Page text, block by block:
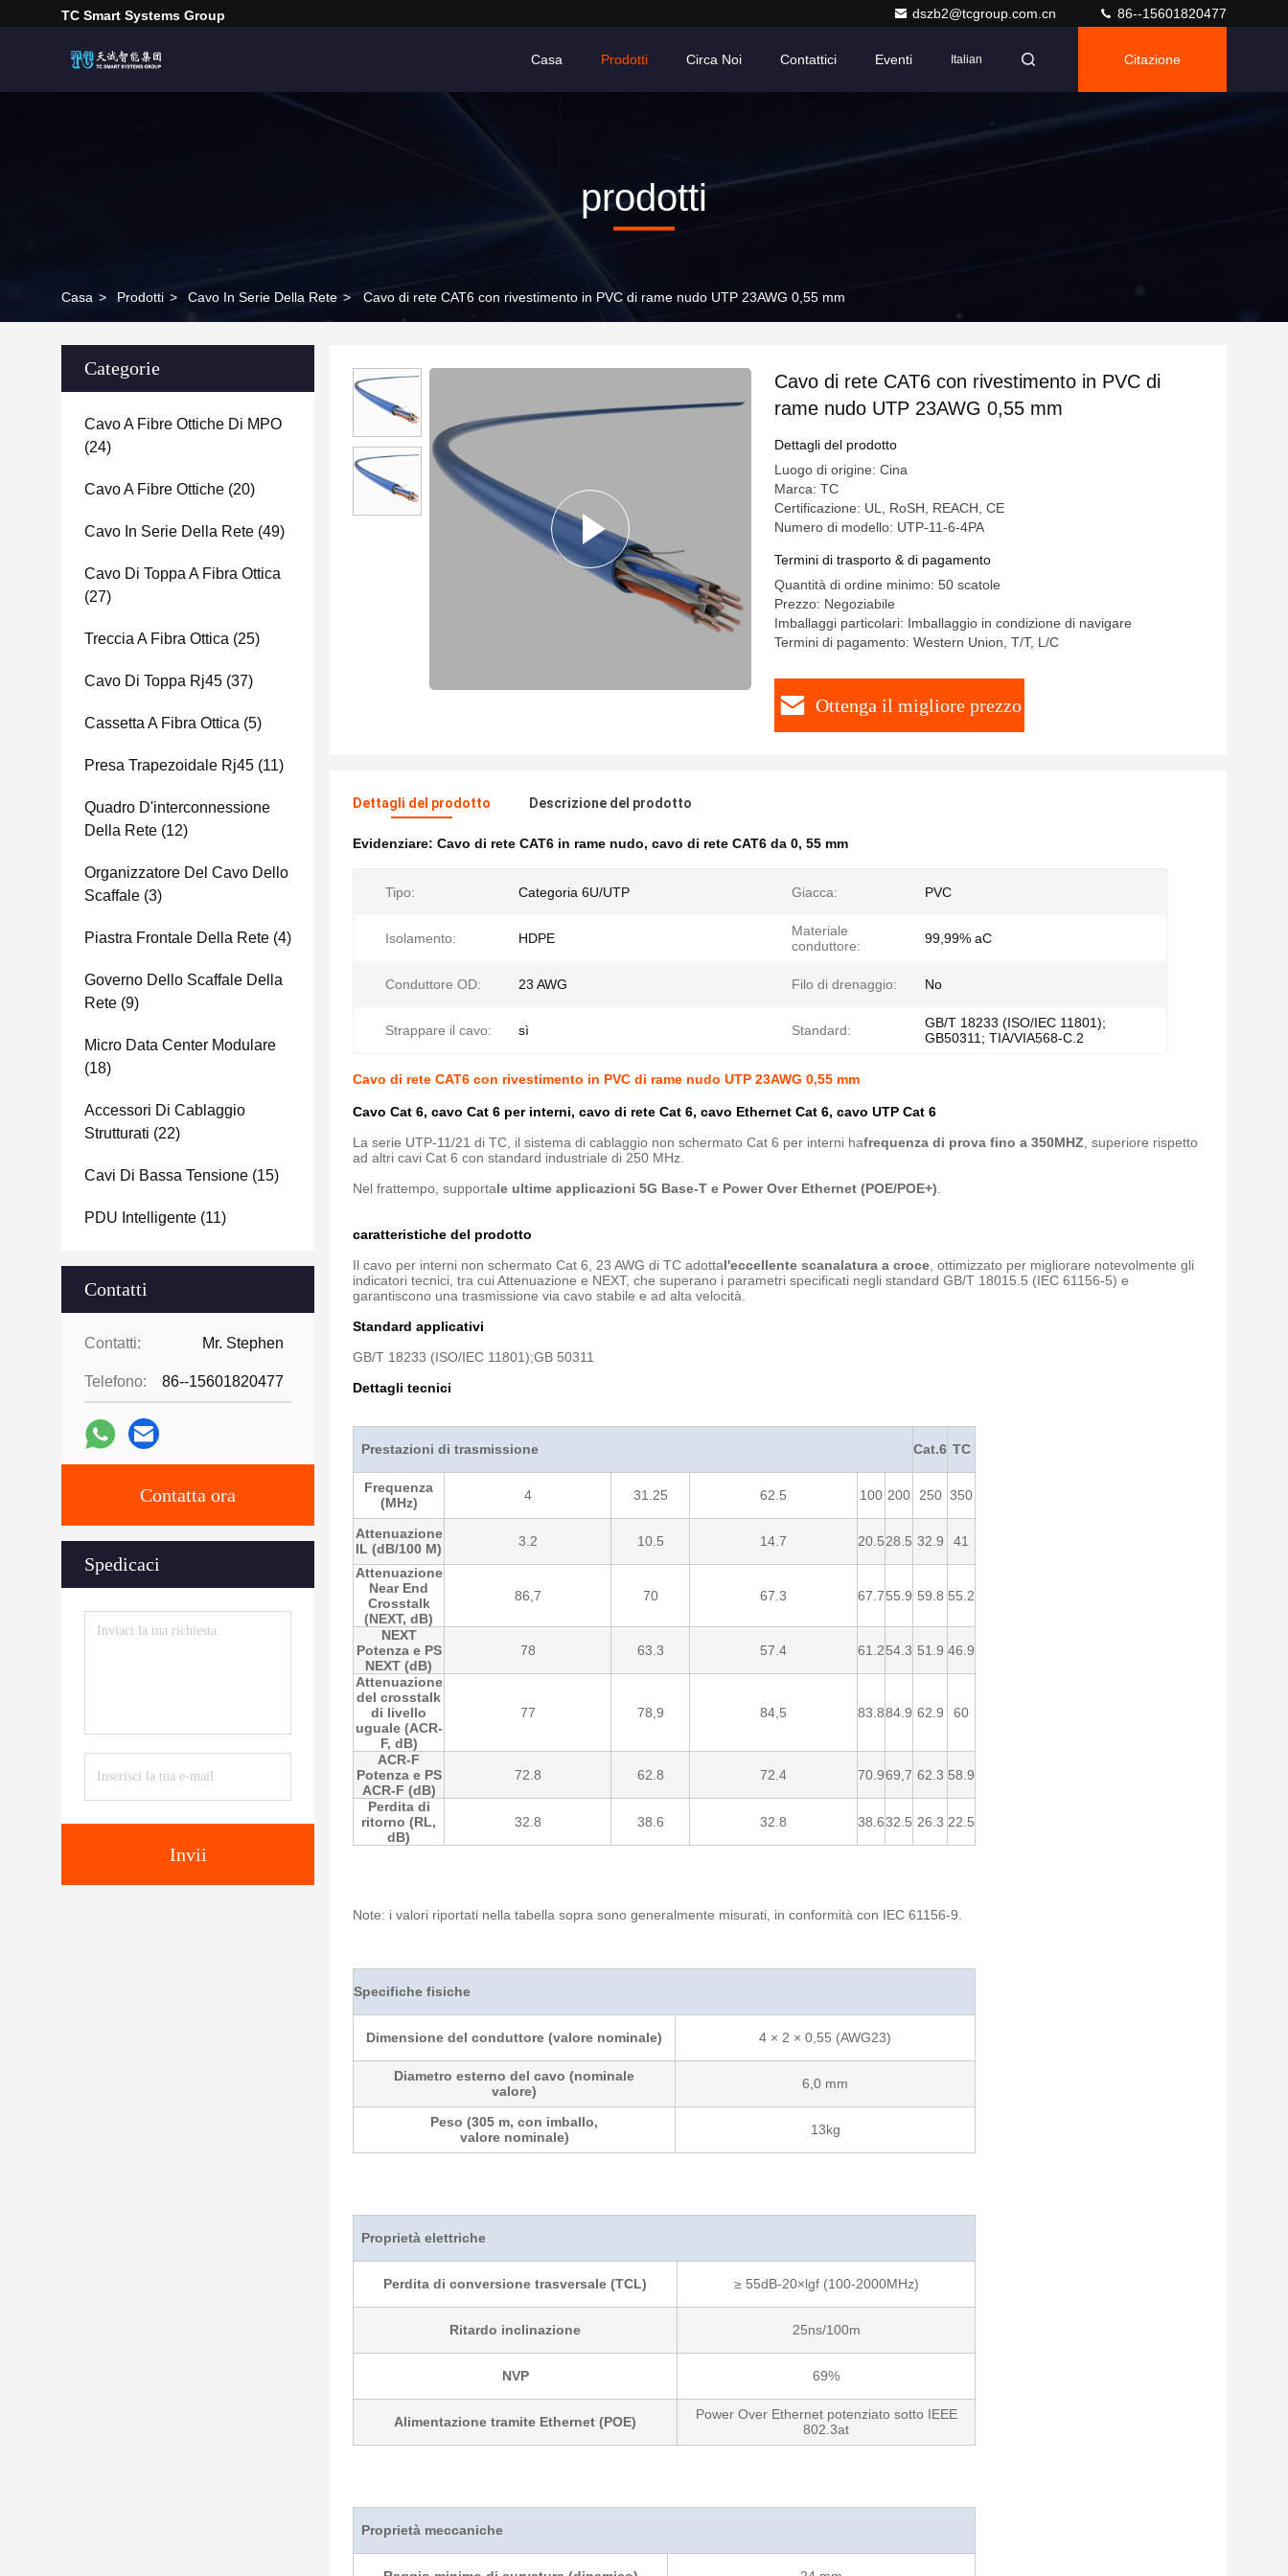
TC Smart Systems Group dszb2@tcgroup.com.cn 86--15601820477
Casa Prodotti Circa Noi Contattici Eventi Italian Citazione
prodotti
Casa > Prodotti > Cavo In Serie Della Rete > Cavo di rete CAT6 con rivestimento in PVC di rame nudo UTP 23AWG 0,55 mm
Categorie
Cavo A Fibre Ottiche Di MPO
(24)
Cavo A Fibre Ottiche (20)
Cavo In Serie Della Rete (49)
Cavo Di Toppa A Fibra Ottica
(27)
Treccia A Fibra Ottica (25)
Cavo Di Toppa Rj45 (37)
Cassetta A Fibra Ottica (5)
Presa Trapezoidale Rj45 (11)
Quadro D'interconnessione
Della Rete (12)
Organizzatore Del Cavo Dello
Scaffale (3)
Piastra Frontale Della Rete (4)
Governo Dello Scaffale Della
Rete (9)
Micro Data Center Modulare
(18)
Accessori Di Cablaggio
Strutturati (22)
Cavi Di Bassa Tensione (15)
PDU Intelligente (11)
Contatti
Contatti: Mr. Stephen
Telefono: 86--15601820477
Contatta ora
Spedicaci
Invii
Cavo di rete CAT6 con rivestimento in PVC di
rame nudo UTP 23AWG 0,55 mm
Dettagli del prodotto
Luogo di origine: Cina
Marca: TC
Certificazione: UL, RoSH, REACH, CE
Numero di modello: UTP-11-6-4PA
Termini di trasporto & di pagamento
Quantità di ordine minimo: 50 scatole
Prezzo: Negoziabile
Imballaggi particolari: Imballaggio in condizione di navigare
Termini di pagamento: Western Union, T/T, L/C
Ottenga il migliore prezzo
Dettagli del prodotto Descrizione del prodotto
Evidenziare: Cavo di rete CAT6 in rame nudo, cavo di rete CAT6 da 0, 55 mm
Tipo: Categoria 6U/UTP Giacca: PVC
Isolamento: HDPE
Materiale
conduttore:
99,99% aC
Conduttore OD: 23 AWG Filo di drenaggio: No
Strappare il cavo: sì Standard:
GB/T 18233 (ISO/IEC 11801);
GB50311; TIA/VIA568-C.2
Cavo di rete CAT6 con rivestimento in PVC di rame nudo UTP 23AWG 0,55 mm
Cavo Cat 6, cavo Cat 6 per interni, cavo di rete Cat 6, cavo Ethernet Cat 6, cavo UTP Cat 6
La serie UTP-11/21 di TC, il sistema di cablaggio non schermato Cat 6 per interni hafrequenza di prova fino a 350MHZ , superiore rispetto
ad altri cavi Cat 6 con standard industriale di 250 MHz.
Nel frattempo, supportale ultime applicazioni 5G Base-T e Power Over Ethernet (POE/POE+)
caratteristiche del prodotto
Il cavo per interni non schermato Cat 6, 23 AWG di TC adottal'eccellente scanalatura a croce , ottimizzato per migliorare notevolmente gli
indicatori tecnici, tra cui Attenuazione e NEXT, che superano i parametri specificati negli standard GB/T 18015.5 (IEC 61156-5) e
garantiscono una trasmissione via cavo stabile e ad alta velocità.
Standard applicativi
GB/T 18233 (ISO/IEC 11801);GB 50311
Dettagli tecnici
Prestazioni di trasmissione Cat.6 TC
Frequenza
(MHz)
4 31.25 62.5 100 200 250 350
Attenuazione
IL (dB/100 M)
3.2 10.5 14.7 20.528.5 32.9 41
Attenuazione
Near End
Crosstalk
(NEXT, dB)
86,7 70 67.3 67.755.9 59.8 55.2
NEXT
Potenza e PS
NEXT (dB)
78 63.3 57.4 61.254.3 51.9 46.9
Attenuazione
del crosstalk
di livello
uguale (ACR-
F, dB)
77 78,9 84,5 83.884.9 62.9 60
ACR-F
Potenza e PS
ACR-F (dB)
72.8 62.8 72.4 70.969,7 62.3 58.9
Perdita di
ritorno (RL,
dB)
32.8 38.6 32.8 38.632.5 26.3 22.5
Note: i valori riportati nella tabella sopra sono generalmente misurati, in conformità con IEC 61156-9.
Specifiche fisiche
Dimensione del conduttore (valore nominale) 4 × 2 × 0,55 (AWG23)
Diametro esterno del cavo (nominale
valore)
6,0 mm
Peso (305 m, con imballo,
valore nominale)
13kg
Proprietà elettriche
Perdita di conversione trasversale (TCL) ≥ 55dB-20×lgf (100-2000MHz)
Ritardo inclinazione 25ns/100m
NVP 69%
Alimentazione tramite Ethernet (POE)
Power Over Ethernet potenziato sotto IEEE
802.3at
Proprietà meccaniche